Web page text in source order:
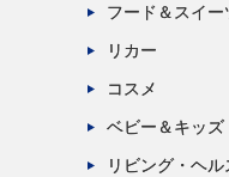
フード＆スイー
リカー
コスメ
ベビー＆キッズ
リビング・ヘ